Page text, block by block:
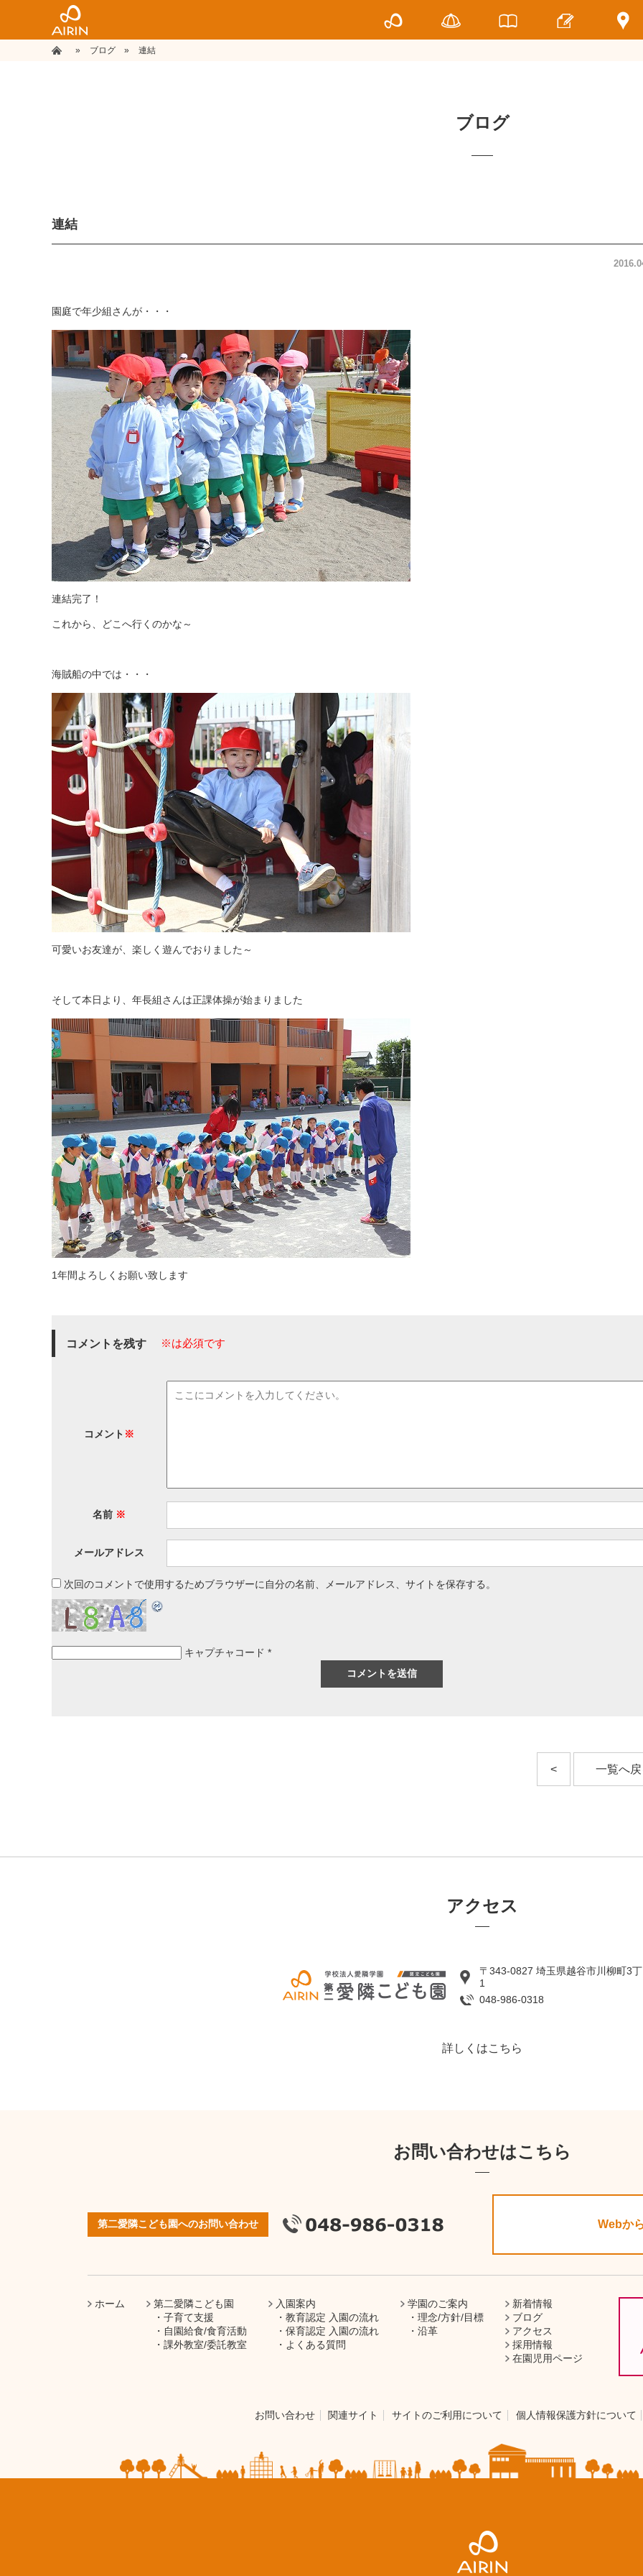
ホーム
» ブログ » 連結
ブログ
連結
園庭で年少組さんが・・・
連結完了！
これから、どこへ行くのかな～
海賊船の中では・・・
可愛いお友達が、楽しく遊んでおりました～
そして本日より、年長組さんは正課体操が始まりました
1年間よろしくお願い致します
コメントを残す ※は必須です
コメント ※
名前 ※
メールアドレス
次回のコメントで使用するためブラウザーに自分の名前、メールアドレス、サイトを保存する。
キャプチャコード *
< 一覧へ
アクセス
〒343-0827 埼玉県越谷市川柳町3
1
048-986-0318
詳しくはこちら
お問い合わせはこちら
第二愛隣こども園へのお問い合わせ Webか
ホーム
第二愛隣こども園
子育て支援
自園給食/食育活動
課外教室/委託教室
入園案内
教育認定 入園の流れ
保育認定 入園の流れ
よくある質問
学園のご案内
理念/方針/目標
沿革
新着情報
ブログ
アクセス
採用情報
在園児用ページ
お問い合わせ 関連サイト サイトのご利用について 個人情報保護方針について